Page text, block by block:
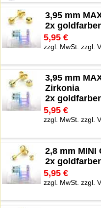
3,95 mm
2x
5,95 €
zzgl. MwSt. zzgl.
3,95 mm
Zirkonia
2x
5,95 €
zzgl. MwSt. zzgl.
2,8 mm MINI
2x
5,95 €
zzgl. MwSt. zzgl.